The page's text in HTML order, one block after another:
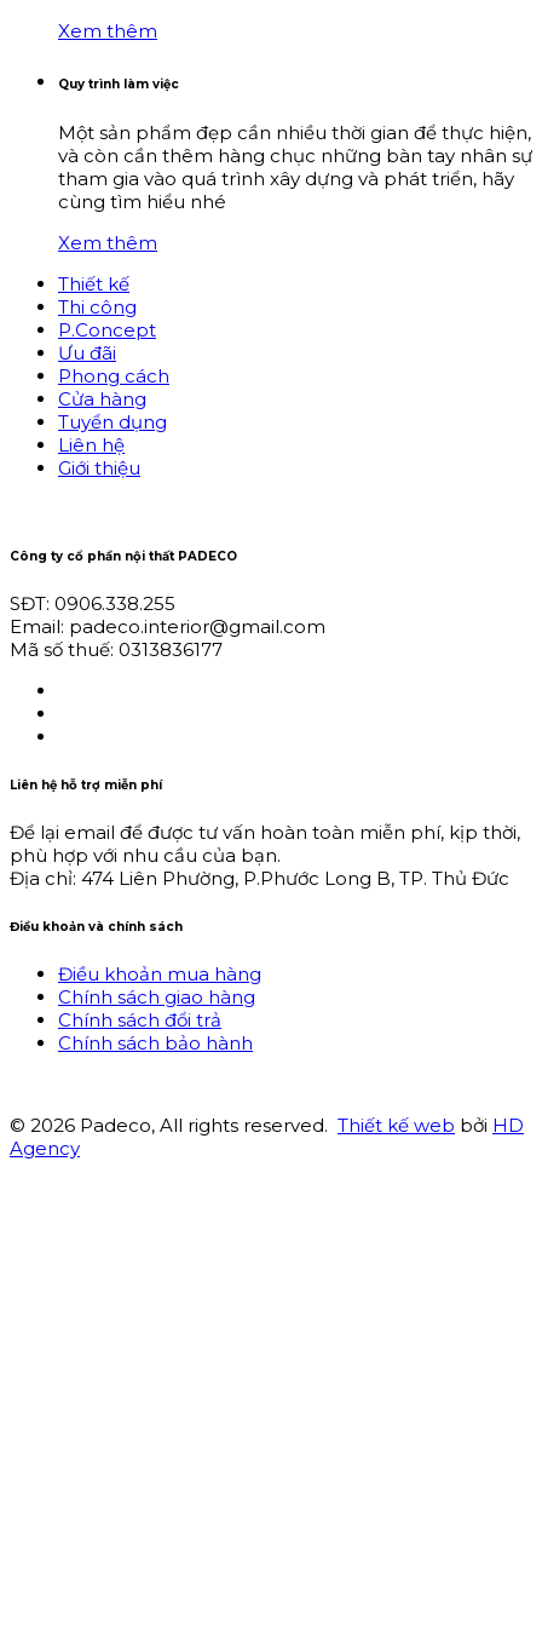
Xem thêm
Quy trình làm việc
Một sản phẩm đẹp cần nhiều thời gian để thực hiện,
và còn cần thêm hàng chục những bàn tay nhân sự
tham gia vào quá trình xây dựng và phát triển, hãy
cùng tìm hiểu nhé
Xem thêm
Thiết kế
Thi công
P.Concept
Ưu đãi
Phong cách
Cửa hàng
Tuyển dụng
Liên hệ
Giới thiệu
Công ty cổ phần nội thất PADECO
SĐT: 0906.338.255
Email: padeco.interior@gmail.com
Mã số thuế: 0313836177
Liên hệ hỗ trợ miễn phí
Để lại email để được tư vấn hoàn toàn miễn phí, kịp thời,
phù hợp với nhu cầu của bạn.
Địa chỉ: 474 Liên Phường, P.Phước Long B, TP. Thủ Đức
Điều khoản và chính sách
Điều khoản mua hàng
Chính sách giao hàng
Chính sách đổi trả
Chính sách bảo hành
© 2026 Padeco, All rights reserved. Thiết kế web bởi HD
Agency